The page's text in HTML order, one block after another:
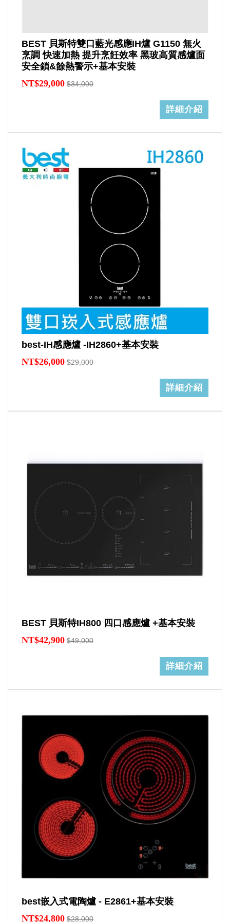
BEST 貝斯特雙口藍光感應IH爐 G1150 無火
烹調 快速加熱 提升烹飪效率 黑玻高質感爐面
安全鎖&餘熱警示+基本安裝
NT$29,000 $34,000
詳細介紹
best-IH感應爐 -IH2860+基本安裝
NT$26,000 $29,000
詳細介紹
BEST 貝斯特IH800 四口感應爐 +基本安裝
NT$42,900 $49,000
詳細介紹
best嵌入式電陶爐 - E2861+基本安裝
NT$24,800 $28,000